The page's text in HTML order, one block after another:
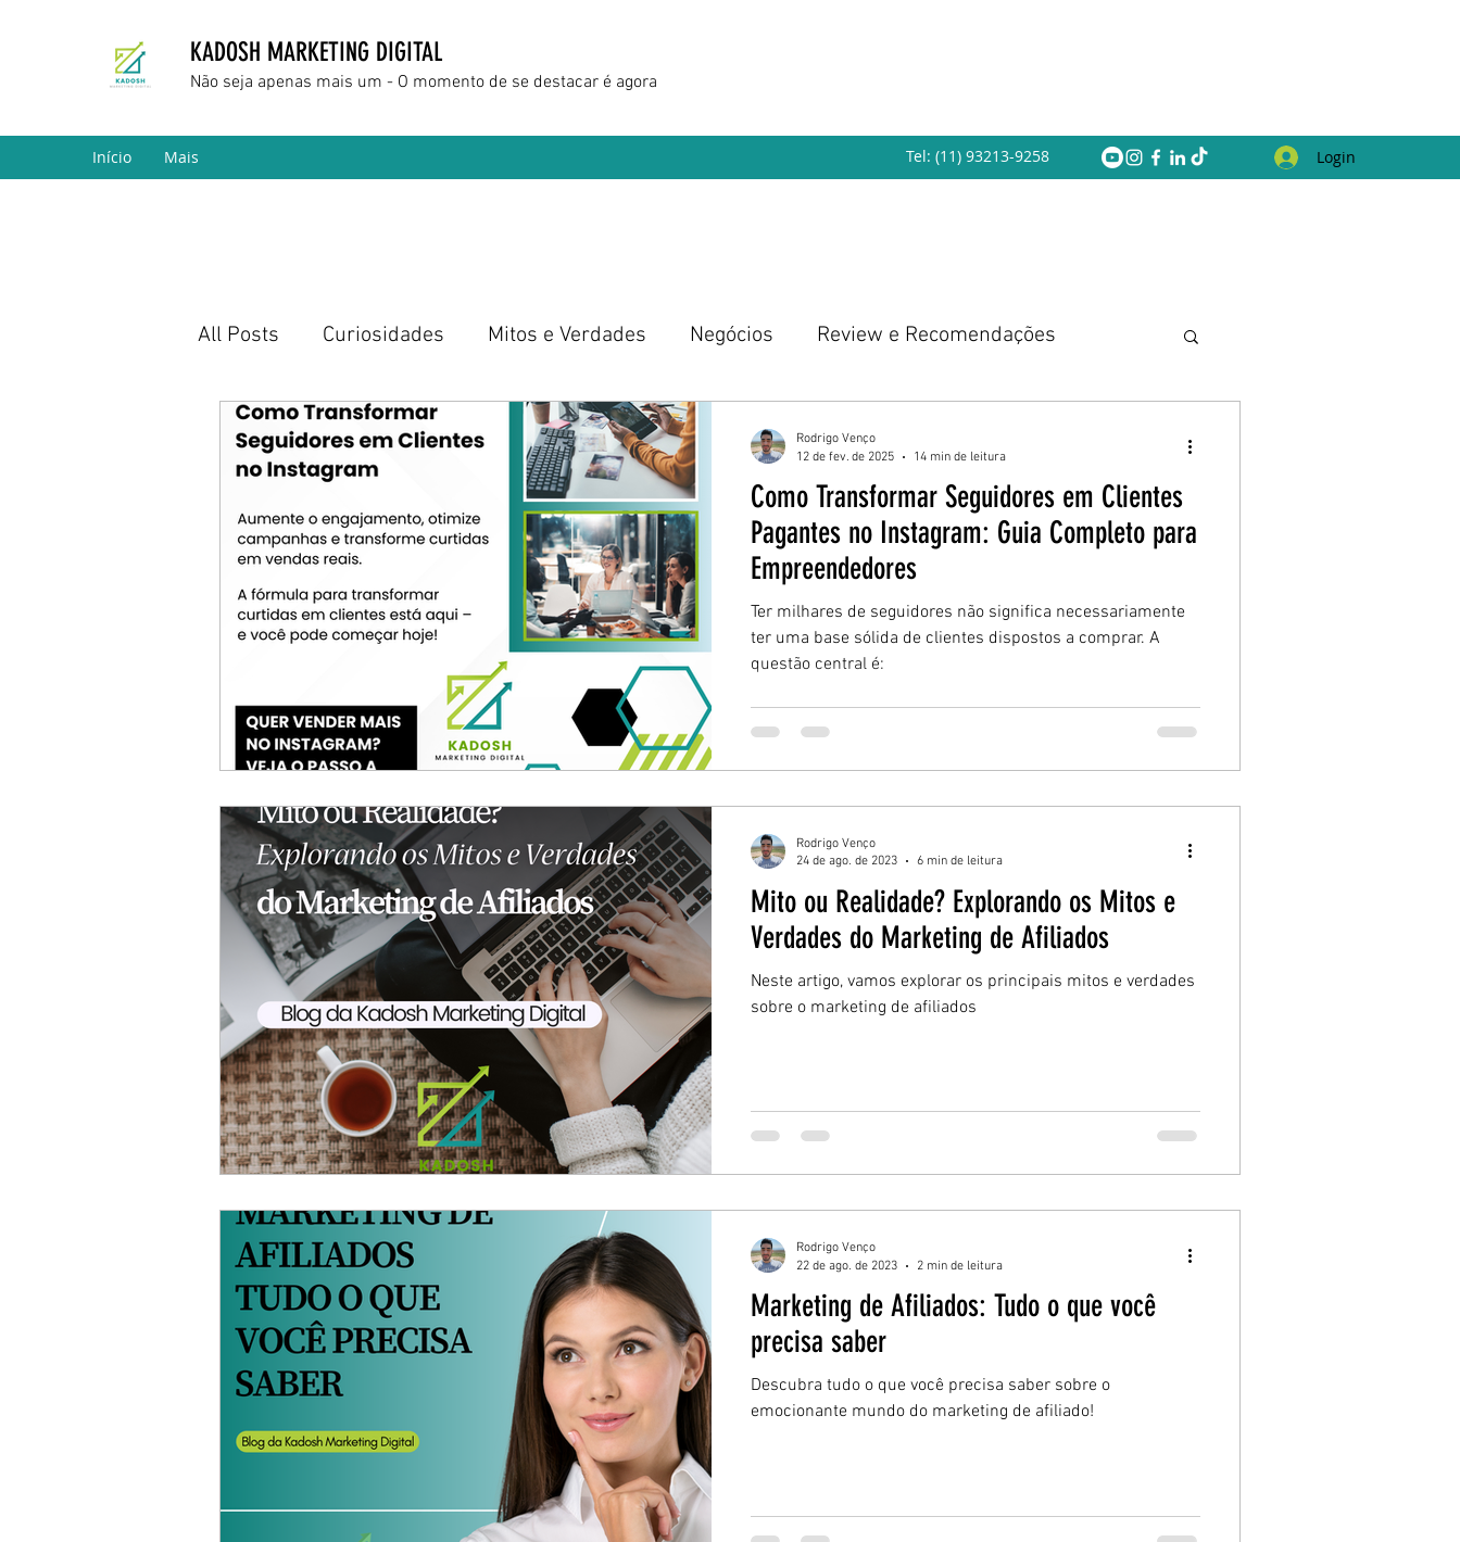
KADOSH MARKETING DIGITAL
Não seja apenas mais um - O momento de se destacar é agora
Início Mais Tel: (11) 93213-9258 Login
All Posts Curiosidades Mitos e Verdades Negócios Review e Recomendações
Marketing Digital Empreendedorismo
Como Transformar Seguidores em Clientes
Pagantes no Instagram: Guia Completo para
Empreendedores
Ter milhares de seguidores não significa necessariamente
ter uma base sólida de clientes dispostos a comprar. A
questão central é:
Rodrigo Venço
12 de fev. de 2025
14 min de leitura
Mito ou Realidade? Explorando os Mitos e
Verdades do Marketing de Afiliados
Neste artigo, vamos explorar os principais mitos e verdades
sobre o marketing de afiliados
Rodrigo Venço
24 de ago. de 2023
6 min de leitura
Marketing de Afiliados: Tudo o que você
precisa saber
Descubra tudo o que você precisa saber sobre o
emocionante mundo do marketing de afiliado!
Rodrigo Venço
22 de ago. de 2023
2 min de leitura